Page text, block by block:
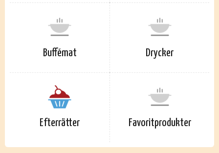
Buffémat Drycker
Efterrätter Favoritprodukter